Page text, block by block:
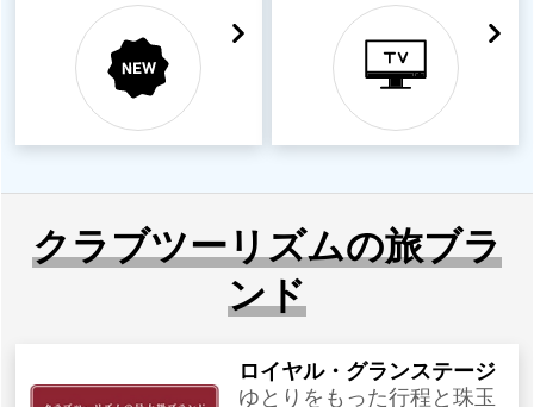
クラブツーリズムの旅ブラ
ンド
ロイヤル・グランステージ
ゆとりをもった行程と珠玉